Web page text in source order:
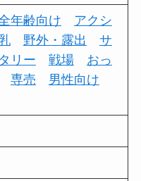
年齢向け
アクシ
野外・露出
サ
リー 戦場
おっ
専売
男性向け